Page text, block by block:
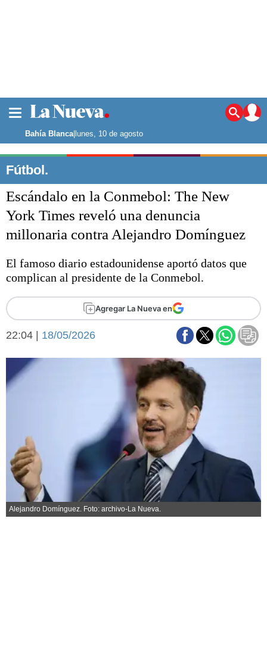
Noticias
La ciudad
Punta Alta
El mundo
Seguridad
Escenario Olímpico
Liga del Sur
Básquetbol
Federal A
Aplausos
Economía y campo
Con el campo
Espacio empresas
Sociedad
Tecnología
Turismo
Salud
Es viral
El tiempo
Fúnebres
Clasificados
Bahía Blanca|lunes, 10 de agosto
Fútbol.
Escándalo en la Conmebol: The New
York Times reveló una denuncia
millonaria contra Alejandro Domínguez
El famoso diario estadounidense aportó datos que
complican al presidente de la Conmebol.
Agregar La Nueva en
22:04 | 18/05/2026
Alejandro Domínguez. Foto: archivo-La Nueva.